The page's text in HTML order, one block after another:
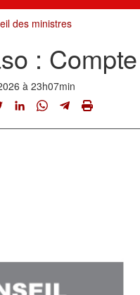
des ministres
:
à 23h07min